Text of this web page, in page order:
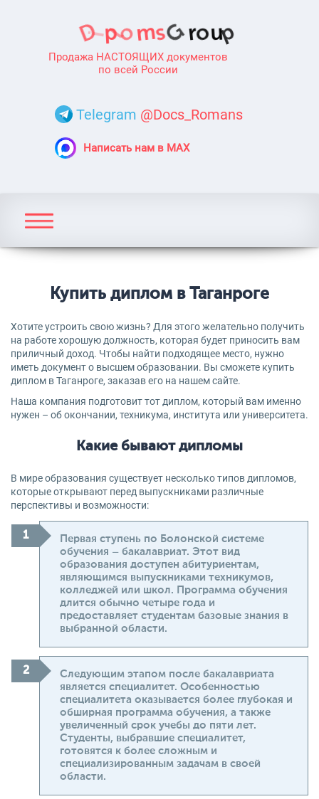
Продажа НАСТОЯЩИХ документов
по всей России
Telegram @Docs_Romans
Написать нам в MAX
Купить диплом в Таганроге
Хотите устроить свою жизнь? Для этого желательно получить
на работе хорошую должность, которая будет приносить вам
приличный доход. Чтобы найти подходящее место, нужно
иметь документ о высшем образовании. Вы сможете купить
диплом в Таганроге, заказав его на нашем сайте.
Наша компания подготовит тот диплом, который вам именно
нужен – об окончании, техникума, института или университета.
Какие бывают дипломы
В мире образования существует несколько типов дипломов,
которые открывают перед выпускниками различные
перспективы и возможности:
Первая ступень по Болонской системе
обучения – бакалавриат. Этот вид
образования доступен абитуриентам,
являющимся выпускниками техникумов,
колледжей или школ. Программа обучения
длится обычно четыре года и
предоставляет студентам базовые знания в
выбранной области.
Следующим этапом после бакалавриата
является специалитет. Особенностью
специалитета оказывается более глубокая и
обширная программа обучения, а также
увеличенный срок учебы до пяти лет.
Студенты, выбравшие специалитет,
готовятся к более сложным и
специализированным задачам в своей
области.